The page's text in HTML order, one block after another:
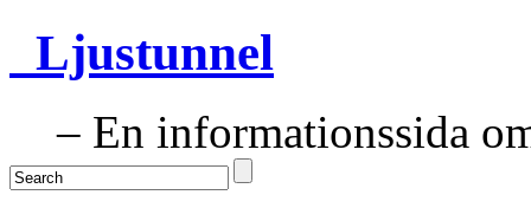
Ljustunnel
– En informationssida